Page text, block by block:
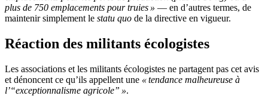
plus de 750 emplacements pour truies » — en d’autres termes, de
maintenir simplement le statu quo de la directive en vigueur.
Réaction des militants écologistes
Les associations et les militants écologistes ne partagent pas cet avis
et dénoncent ce qu’ils appellent une « tendance malheureuse à
l’“exceptionnalisme agricole” ».